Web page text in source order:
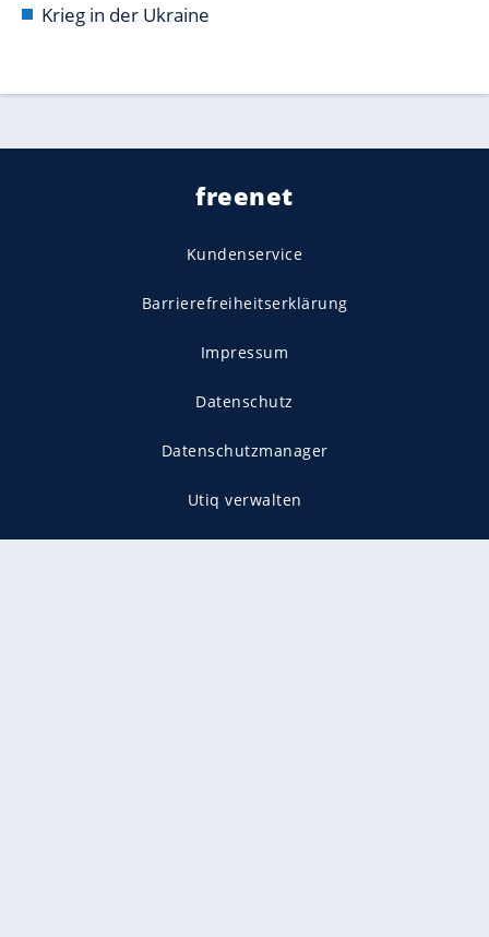
Krieg in der Ukraine
freenet
Kundenservice
Barrierefreiheitserklärung
Impressum
Datenschutz
Datenschutzmanager
Utiq verwalten